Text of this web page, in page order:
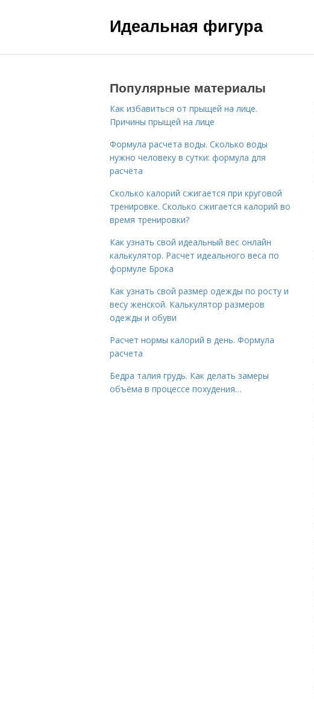
Идеальная фигура
Популярные материалы
Как избавиться от прыщей на лице.
Причины прыщей на лице
Формула расчета воды. Сколько воды
нужно человеку в сутки: формула для
расчёта
Сколько калорий сжигается при круговой
тренировке. Сколько сжигается калорий во
время тренировки?
Как узнать свой идеальный вес онлайн
калькулятор. Расчет идеального веса по
формуле Брока
Как узнать свой размер одежды по росту и
весу женской. Калькулятор размеров
одежды и обуви
Расчет нормы калорий в день. Формула
расчета
Бедра талия грудь. Как делать замеры
объёма в процессе похудения…